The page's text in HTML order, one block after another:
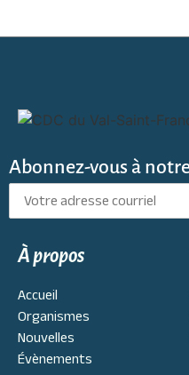
Abonnez-vous à
À propos
Accueil
Organismes
Nouvelles
Évènements